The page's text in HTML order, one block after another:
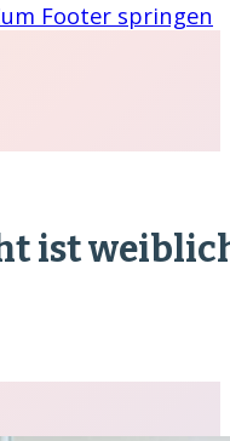
Footer springen
ist